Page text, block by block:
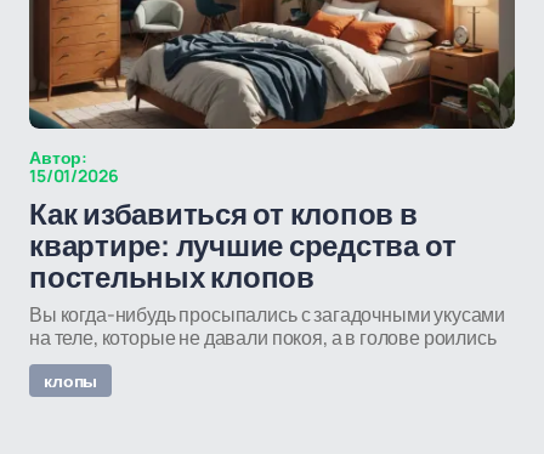
Автор:
15/01/2026
Как избавиться от клопов в
квартире: лучшие средства от
постельных клопов
Вы когда-нибудь просыпались с загадочными укусами
на теле, которые не давали покоя, а в голове роились
клопы